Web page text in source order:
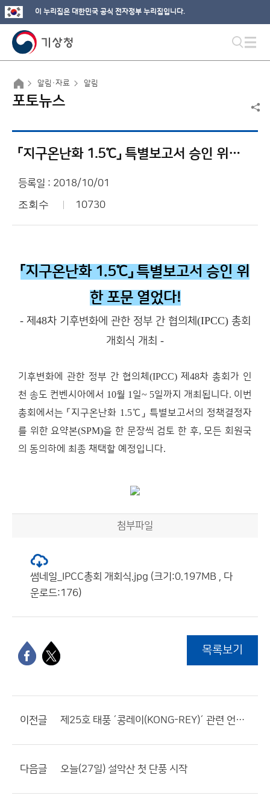
이 누리집은 대한민국 공식 전자정부 누리집입니다.
알림·자료 알림
포토뉴스
「지구온난화 1.5℃」 특별보고서 승인 위한 포문 열었다!
등록일 : 2018/10/01
조회수 10730
「지구온난화 1.5℃」 특별보고서 승인 위
한 포문 열었다!
- 제 48차 기후변화에 관한 정부 간 협의체 (IPCC) 총회
개회식 개최 -
기후변화에 관한 정부 간 협의체(IPCC)제48차 총회가 인
천 송도 컨벤시아에서 10월 1 일~ 5일까지 개최됩니다. 이번
총회에서는 「지구온난화 1.5℃」 특별보고서의 정책결정자
를 위한 요약본(SPM)을 한 문장씩 검토 한 후, 모든 회원국
의 동의하에 최종 채택할 예정입니다.
첨부파일
썸네일_IPCC총회 개회식.jpg (크기:0.197MB , 다
운로드:176)
목록보기
이전글 제25호 태풍 ´콩레이(KONG-REY)´ 관련 언론브리핑
다음글 오늘(27일) 설악산 첫 단풍 시작